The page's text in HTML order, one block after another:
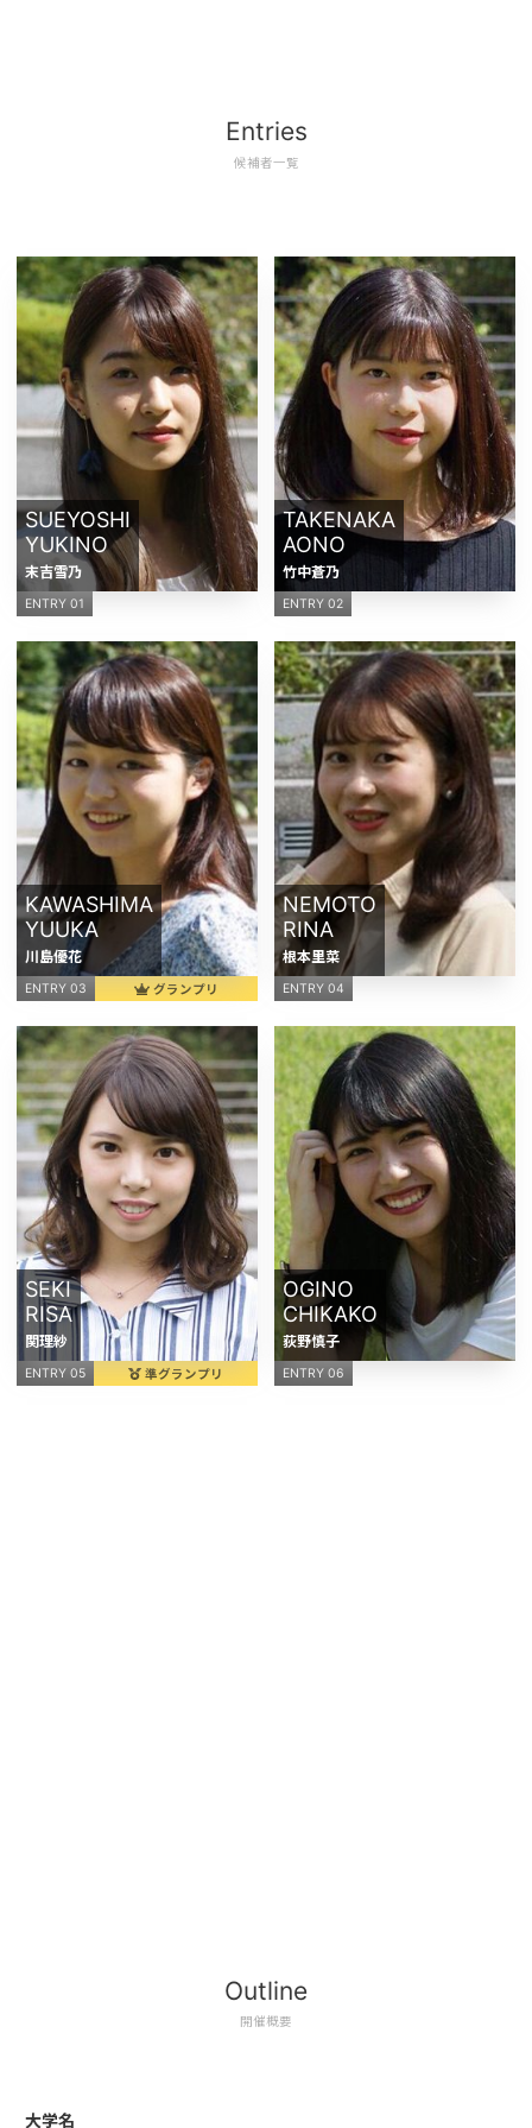
Entries
候補者一覧
SUEYOSHI
YUKINO
末吉雪乃
ENTRY 01
TAKENAKA
AONO
竹中蒼乃
ENTRY 02
KAWASHIMA
YUUKA
川島優花
ENTRY 03 グランプリ
NEMOTO
RINA
根本里菜
ENTRY 04
SEKI
RISA
関理紗
ENTRY 05 準グランプリ
OGINO
CHIKAKO
荻野慎子
ENTRY 06
Outline
開催概要
大学名